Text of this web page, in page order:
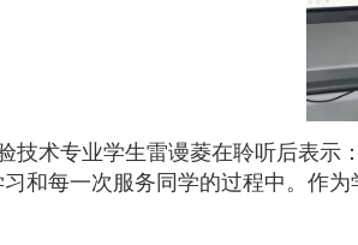
技术专业学生雷谩菱在聆听后表
和每一次服务同学的过程中。作